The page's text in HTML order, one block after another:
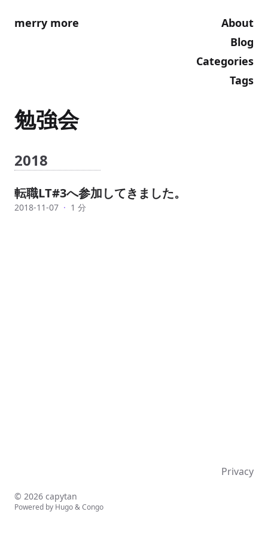
merry more
About
Blog
Categories
Tags
勉強会
2018
転職LT#3へ参加してきました。
2018-11-07 · 1 分
Privacy
© 2026 capytan
Powered by Hugo&Congo